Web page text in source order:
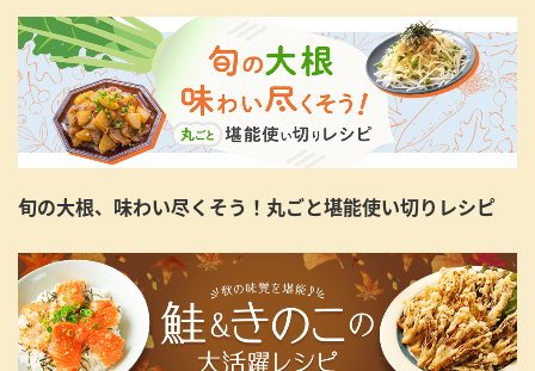
旬の大根、味わい尽くそう！丸ごと堪能使い切りレシピ